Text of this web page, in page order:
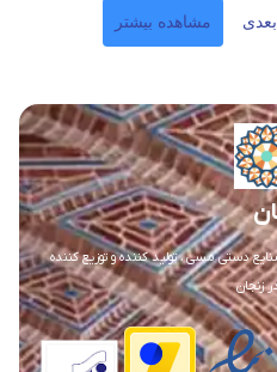
بعدی مشاهده بیشتر
دستی مسی ، تولید کننده و توزیع کننده
زنجان